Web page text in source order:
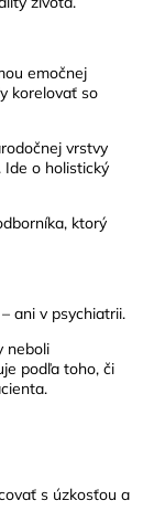
emočnej
korelovať so
vrstvy
Ide o holistický
ktorý
ani v psychiatrii.
neboli
podľa toho, či
s úzkosťou a